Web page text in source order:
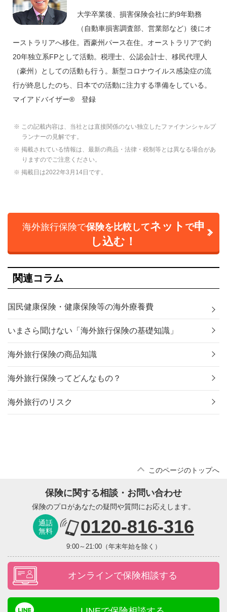
大学卒業後、損害保険会社に約9年勤務
（自動車損害調査部、営業部など）後にオ
ーストラリアへ移住。西豪州パース在住。オーストラリアで約
20年独立系FPとして活動。税理士、公認会計士、移民代理人
（豪州）としての活動も行う。新型コロナウイルス感染症の流
行が終息したのち、日本での活動に注力する準備をしている。
マイアドバイザー® 登録
※ この記載内容は、当社とは直接関係のない独立したファイナンシャルプ
ランナーの見解です。
※ 掲載されている情報は、最新の商品・法律・税制等とは異なる場合があ
りますのでご注意ください。
※ 掲載日は2022年3月14日です。
海外旅行保険で保険を比較してネット で申
し込む！
関連コラム
国民健康保険・健康保険等の海外療養費
いまさら聞けない「海外旅行保険の基礎知識」
海外旅行保険の商品知識
海外旅行保険ってどんなもの？
海外旅行のリスク
このページのトップへ
保険に関する相談・お問い合わせ
保険のプロがあなたの疑問や質問にお応えします。
通話
無料
0120-816-316
9:00～21:00（年末年始を除く）
オンラインで保険相談する